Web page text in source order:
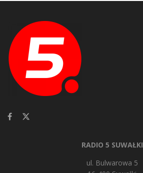
RADIO 5 SUWAŁKI
ul. Bulwarowa 5